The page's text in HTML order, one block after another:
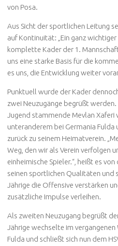
von Posa.
Aus Sicht der sportlichen Leitung
auf Kontinuität: „Ein ganz
komplette Kader der 1.
uns eine starke Basis für die
es uns, die Entwicklung weiter
Punktuell wurde der Kader
zwei Neuzugänge begrüßt
Jugend stammende Mevlan Xaferi
unteranderem bei Germania Fulda
zurück zu seinem Heimatverein.
Weg, den wir als Verein verfolgen
einheimische Spieler.“, heißt es
seinen sportlichen Qualitäten und
Jährige die Offensive verstärken
zusätzliche Impulse verleihen.
Als zweiten Neuzugang begrüßt
Jährige wechselte im vergangenen
Fulda und schließt sich nun dem